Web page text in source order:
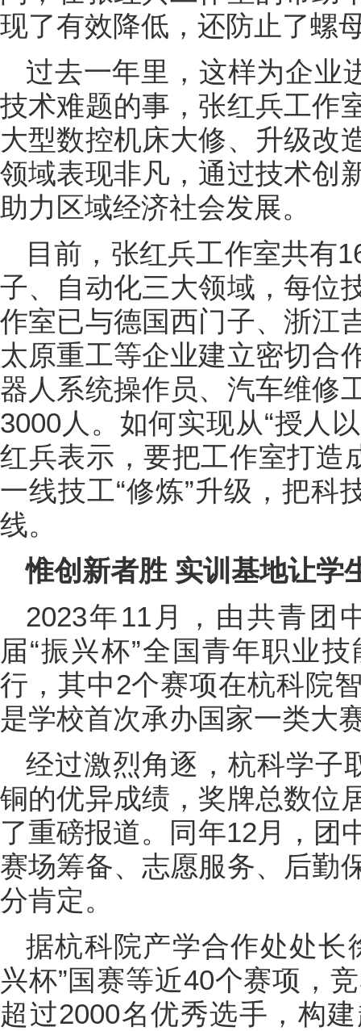
现了有效降低，还防止了螺
过去一年里，这样为企业
技术难题的事，张红兵工作
大型数控机床大修、升级改
领域表现非凡，通过技术创
助力区域经济社会发展。
目前，张红兵工作室共有
子、自动化三大领域，每位
作室已与德国西门子、浙江
太原重工等企业建立密切合
器人系统操作员、汽车维修
3000人。如何实现从“授人
红兵表示，要把工作室打造
一线技工“修炼”升级，把科
线。
惟创新者胜 实训基地让学
2023年11月，由共青团
届“振兴杯”全国青年职业
行，其中2个赛项在杭科院
是学校首次承办国家一类大
经过激烈角逐，杭科学子
铜的优异成绩，奖牌总数位
了重磅报道。同年12月，团
赛场筹备、志愿服务、后勤
分肯定。
据杭科院产学合作处处长
兴杯”国赛等近40个赛项，
超过2000名优秀选手，构